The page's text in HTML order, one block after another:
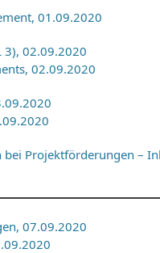
01.09.2020
3), 02.09.2020
02.09.2020
Projektförderungen –
07.09.2020